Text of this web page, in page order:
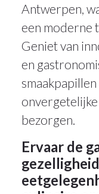
Antwerpen,
een moderne
Geniet van
en
bezorgen.
Ervaar de